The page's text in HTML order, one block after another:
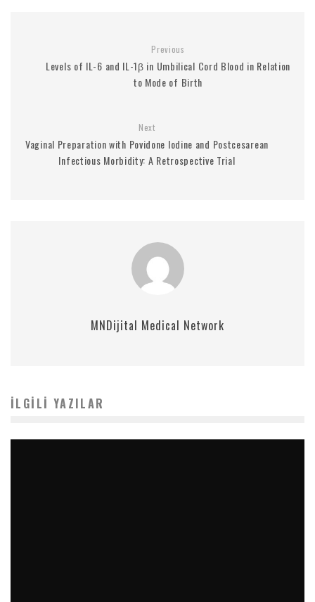
Previous
Levels of IL-6 and IL-1β in Umbilical Cord Blood in Relation
to Mode of Birth
Next
Vaginal Preparation with Povidone Iodine and Postcesarean
Infectious Morbidity: A Retrospective Trial
MNDijital Medical Network
İLGILI YAZILAR